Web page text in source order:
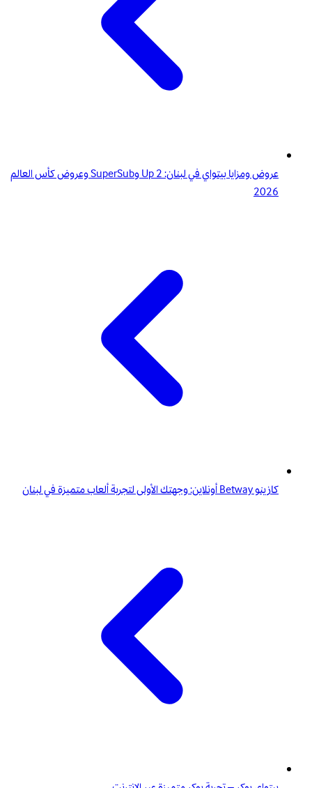
عروض ومزايا بيتواي في لبنان: 2 Up وSuperSub وعروض كأس العالم
2026
كازينو Betway أونلاين: وجهتك الأولى لتجربة ألعاب متميزة في لبنان